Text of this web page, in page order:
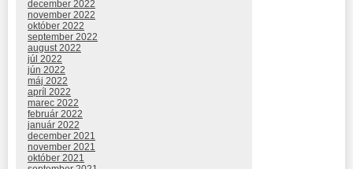
december 2022
november 2022
október 2022
september 2022
august 2022
júl 2022
jún 2022
máj 2022
apríl 2022
marec 2022
február 2022
január 2022
december 2021
november 2021
október 2021